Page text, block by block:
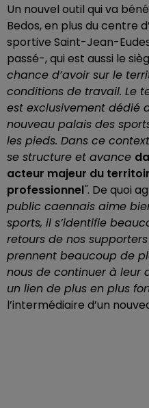
Un nouvel outil qui va
Bedos, en plus du centre
sportive Saint-Jean-
passé-, qui est aussi le
chance d’avoir sur le
conditions de travail. Le
est exclusivement dédié
nouveau palais des
les pieds. Dans ce
se structure et avance
acteur majeur du
professionnel". De quoi
public caennais aime
sports, il s’identifie
retours de nos
prennent beaucoup de
nous de continuer à leur
un lien de plus en plus
l’intermédiaire d’un